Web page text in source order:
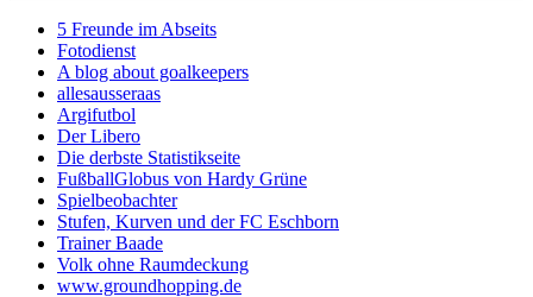
5 Freunde im Abseits
Fotodienst
A blog about goalkeepers
allesausseraas
Argifutbol
Der Libero
Die derbste Statistikseite
FußballGlobus von Hardy Grüne
Spielbeobachter
Stufen, Kurven und der FC Eschborn
Trainer Baade
Volk ohne Raumdeckung
www.groundhopping.de